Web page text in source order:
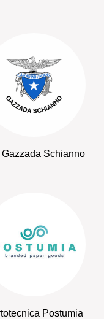
Gazzada Schianno
Postumia